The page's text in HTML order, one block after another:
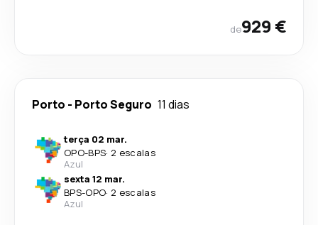
de929 €
Porto - Porto Seguro 11 dias
terça 02 mar.
OPO-BPS· 2 escalas
Azul
sexta 12 mar.
BPS-OPO· 2 escalas
Azul